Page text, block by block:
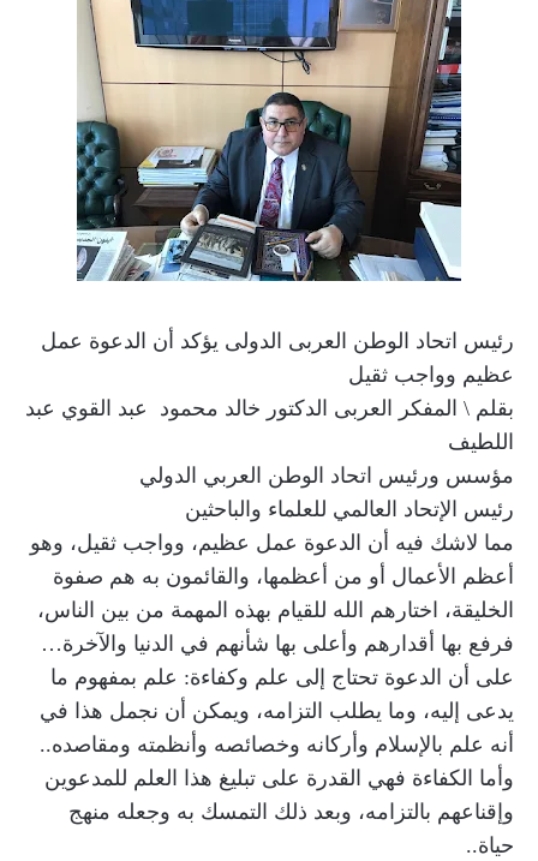
رئيس اتحاد الوطن العربى الدولى يؤكد أن الدعوة عمل
عظيم وواجب ثقيل
بقلم \ المفكر العربى الدكتور خالد محمود عبد القوي عبد
اللطيف
مؤسس ورئيس اتحاد الوطن العربي الدولي
رئيس الإتحاد العالمي للعلماء والباحثين
مما لاشك فيه أن الدعوة عمل عظيم، وواجب ثقيل، وهو
أعظم الأعمال أو من أعظمها، والقائمون به هم صفوة
الخليقة، اختارهم الله للقيام بهذه المهمة من بين الناس،
فرفع بها أقدارهم وأعلى بها شأنهم في الدنيا والآخرة…
على أن الدعوة تحتاج إلى علم وكفاءة: علم بمفهوم ما
يدعى إليه، وما يطلب التزامه، ويمكن أن نجمل هذا في
أنه علم بالإسلام وأركانه وخصائصه وأنظمته ومقاصده..
وأما الكفاءة فهي القدرة على تبليغ هذا العلم للمدعوين
وإقناعهم بالتزامه، وبعد ذلك التمسك به وجعله منهج
حياة..